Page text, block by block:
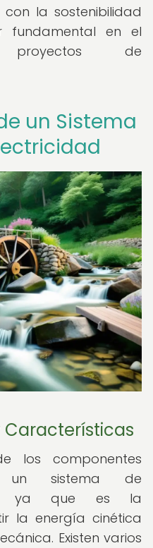
con la sostenibilidad
fundamental en el
de
un Sistema
Características
los componentes
un sistema de
ya que es la
la energía cinética
Existen varios